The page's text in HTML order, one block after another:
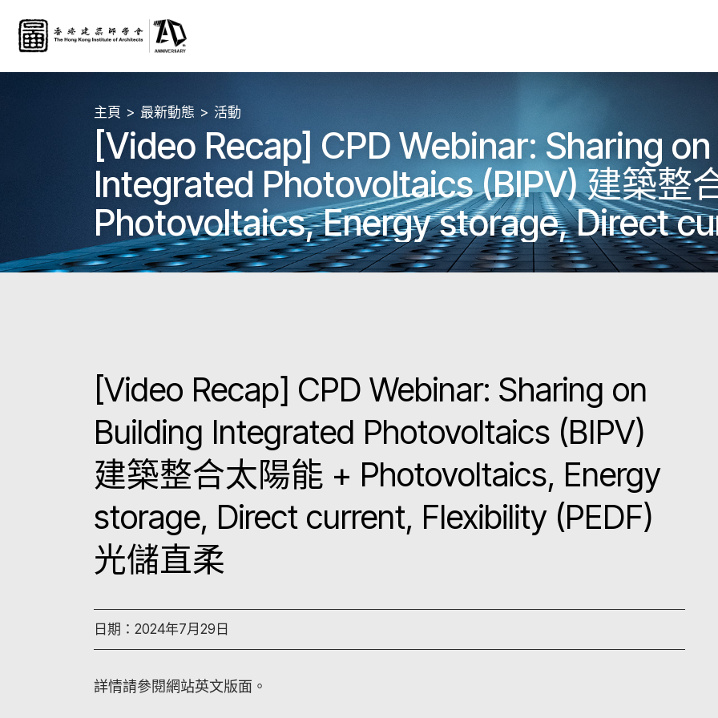
主頁 最新動態 活動
[Video Recap] CPD Webinar: Sharing
Integrated Photovoltaics (BIPV) 建築整
Photovoltaics, Energy storage, Direct
(PEDF) 光儲直柔
[Video Recap] CPD Webinar: Sharing on
Building Integrated Photovoltaics (BIPV)
建築整合太陽能 + Photovoltaics, Energy
storage, Direct current, Flexibility (PEDF)
光儲直柔
日期：2024年7月29日
詳情請參閱網站英文版面。